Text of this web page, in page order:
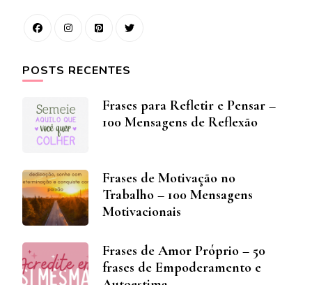
POSTS RECENTES
Frases para Refletir e Pensar –
100 Mensagens de Reflexão
Frases de Motivação no
Trabalho – 100 Mensagens
Motivacionais
Frases de Amor Próprio – 50
frases de Empoderamento e